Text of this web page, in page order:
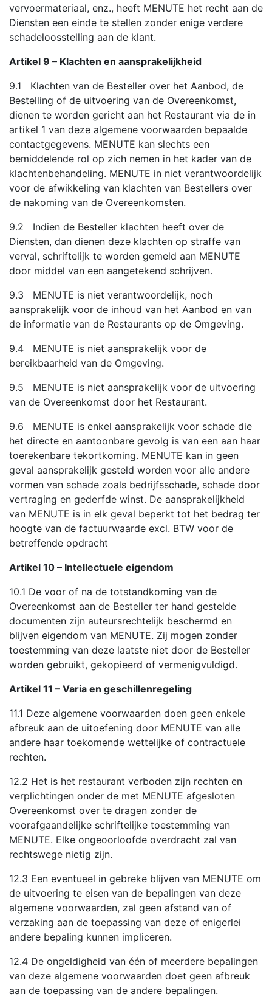
vervoermateriaal, enz., heeft MENUTE het recht aan de
Diensten een einde te stellen zonder enige verdere
schadeloosstelling aan de klant.
Artikel 9 – Klachten en aansprakelijkheid
9.1 Klachten van de Besteller over het Aanbod, de
Bestelling of de uitvoering van de Overeenkomst,
dienen te worden gericht aan het Restaurant via de in
artikel 1 van deze algemene voorwaarden bepaalde
contactgegevens. MENUTE kan slechts een
bemiddelende rol op zich nemen in het kader van de
klachtenbehandeling. MENUTE in niet verantwoordelijk
voor de afwikkeling van klachten van Bestellers over
de nakoming van de Overeenkomsten.
9.2 Indien de Besteller klachten heeft over de
Diensten, dan dienen deze klachten op straffe van
verval, schriftelijk te worden gemeld aan MENUTE
door middel van een aangetekend schrijven.
9.3 MENUTE is niet verantwoordelijk, noch
aansprakelijk voor de inhoud van het Aanbod en van
de informatie van de Restaurants op de Omgeving.
9.4 MENUTE is niet aansprakelijk voor de
bereikbaarheid van de Omgeving.
9.5 MENUTE is niet aansprakelijk voor de uitvoering
van de Overeenkomst door het Restaurant.
9.6 MENUTE is enkel aansprakelijk voor schade die
het directe en aantoonbare gevolg is van een aan haar
toerekenbare tekortkoming. MENUTE kan in geen
geval aansprakelijk gesteld worden voor alle andere
vormen van schade zoals bedrijfsschade, schade door
vertraging en gederfde winst. De aansprakelijkheid
van MENUTE is in elk geval beperkt tot het bedrag ter
hoogte van de factuurwaarde excl. BTW voor de
betreffende opdracht
Artikel 10 – Intellectuele eigendom
10.1 De voor of na de totstandkoming van de
Overeenkomst aan de Besteller ter hand gestelde
documenten zijn auteursrechtelijk beschermd en
blijven eigendom van MENUTE. Zij mogen zonder
toestemming van deze laatste niet door de Besteller
worden gebruikt, gekopieerd of vermenigvuldigd.
Artikel 11 – Varia en geschillenregeling
11.1 Deze algemene voorwaarden doen geen enkele
afbreuk aan de uitoefening door MENUTE van alle
andere haar toekomende wettelijke of contractuele
rechten.
12.2 Het is het restaurant verboden zijn rechten en
verplichtingen onder de met MENUTE afgesloten
Overeenkomst over te dragen zonder de
voorafgaandelijke schriftelijke toestemming van
MENUTE. Elke ongeoorloofde overdracht zal van
rechtswege nietig zijn.
12.3 Een eventueel in gebreke blijven van MENUTE om
de uitvoering te eisen van de bepalingen van deze
algemene voorwaarden, zal geen afstand van of
verzaking aan de toepassing van deze of enigerlei
andere bepaling kunnen impliceren.
12.4 De ongeldigheid van één of meerdere bepalingen
van deze algemene voorwaarden doet geen afbreuk
aan de toepassing van de andere bepalingen.